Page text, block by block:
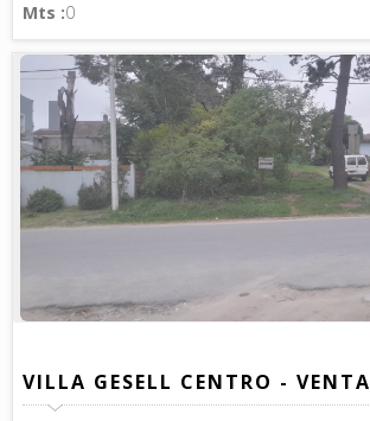
Mts :0
VILLA GESELL CENTRO - VENTA